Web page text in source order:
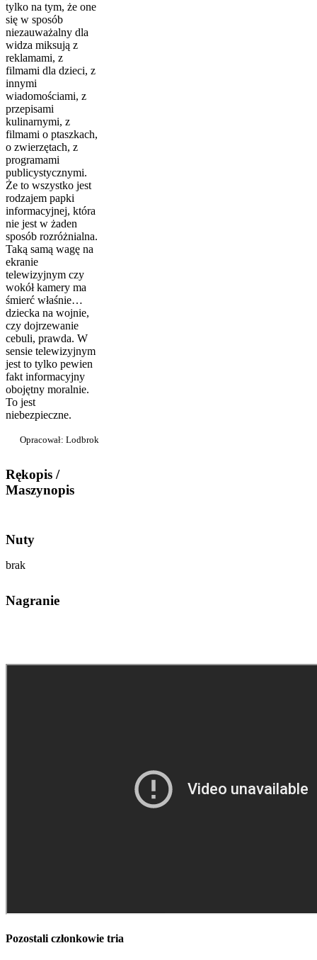
tylko na tym, że one
się w sposób
niezauważalny dla
widza miksują z
reklamami, z
filmami dla dzieci, z
innymi
wiadomościami, z
przepisami
kulinarnymi, z
filmami o pta­szkach,
o zwierzętach, z
programami
publicystycznymi.
Że to wszystko jest
rodzajem papki
informacyjnej, która
nie jest w żaden
sposób rozróżnialna.
Taką samą wagę na
ekranie
telewizyjnym czy
wokół kamery ma
śmierć właśnie…
dziecka na wojnie,
czy dojrzewanie
cebuli, prawda. W
sensie telewizyj­nym
jest to tylko pewien
fakt informacyjny
obojętny moralnie.
To jest
niebezpieczne.
Opracował: Lodbrok
Rękopis /
Maszynopis
Nuty
brak
Nagranie
Pozostali członkowie tria